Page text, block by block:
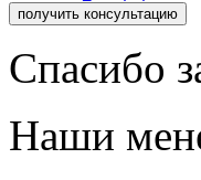
получить консультацию
Спасибо
Наши